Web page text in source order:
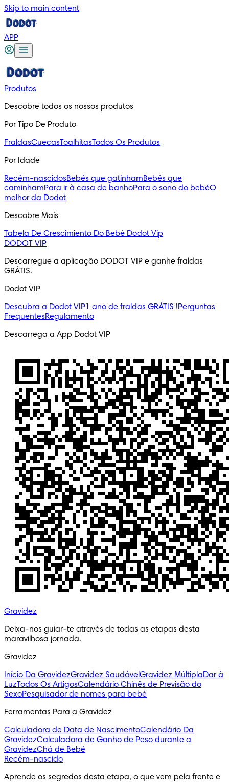
Skip to main content
APP
Produtos
Descobre todos os nossos produtos
Por Tipo De Produto
FraldasCuecasToalhitasTodos Os Produtos
Por Idade
Recém-nascidosBebés que gatinhamBebés que
caminhamPara ir à casa de banhoPara o sono do bebéO
melhor da Dodot
Descobre Mais
Tabela De Crescimiento Do Bebé Dodot Vip
DODOT VIP
Descarregue a aplicação DODOT VIP e ganhe fraldas
GRÁTIS.
Dodot VIP
Descubra a Dodot VIP1 ano de fraldas GRÁTIS !Perguntas
FrequentesRegulamento
Descarrega a App Dodot VIP
Gravidez
Deixa-nos guiar-te através de todas as etapas desta
maravilhosa jornada.
Gravidez
Início Da GravidezGravidez SaudávelGravidez MúltiplaDar à
LuzTodos Os ArtigosCalendário Chinês de Previsão do
SexoPesquisador de nomes para bebé
Ferramentas Para a Gravidez
Calculadora de Data de NascimentoCalendário Da
GravidezCalculadora de Ganho de Peso durante a
GravidezChá de Bebé
Recém-nascido
Aprende os segredos desta etapa, o que vem pela frente e